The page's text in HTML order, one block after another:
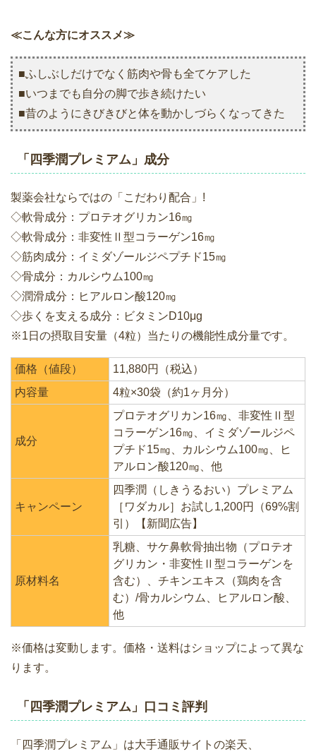
≪こんな方にオススメ≫
■ふしぶしだけでなく筋肉や骨も全てケアした
■いつまでも自分の脚で歩き続けたい
■昔のようにきびきびと体を動かしづらくなってきた
「四季潤プレミアム」成分
製薬会社ならではの「こだわり配合」!
◇軟骨成分：プロテオグリカン16㎎
◇軟骨成分：非変性Ⅱ型コラーゲン16㎎
◇筋肉成分：イミダゾールジペプチド15㎎
◇骨成分：カルシウム100㎎
◇潤滑成分：ヒアルロン酸120㎎
◇歩くを支える成分：ビタミンD10μg
※1日の摂取目安量（4粒）当たりの機能性成分量です。
価格（値段）
11,880円（税込）
内容量
4粒×30袋（約1ヶ月分）
成分
プロテオグリカン16㎎、非変性Ⅱ型
コラーゲン16㎎、イミダゾールジペ
プチド15㎎、カルシウム100㎎、ヒ
アルロン酸120㎎、他
キャンペーン
四季潤（しきうるおい）プレミアム
［ワダカル］お試し1,200円（69%割
引）【新聞広告】
原材料名
乳糖、サケ鼻軟骨抽出物（プロテオ
グリカン・非変性Ⅱ型コラーゲンを
含む）、チキンエキス（鶏肉を含
む）/骨カルシウム、ヒアルロン酸、
他
※価格は変動します。価格・送料はショップによって異な
ります。
「四季潤プレミアム」口コミ評判
「四季潤プレミアム」は大手通販サイトの楽天、